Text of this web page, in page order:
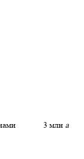
3 млн a